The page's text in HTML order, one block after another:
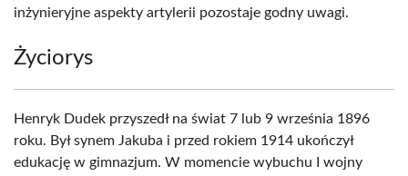
inżynieryjne aspekty artylerii pozostaje godny uwagi.
Życiorys
Henryk Dudek przyszedł na świat 7 lub 9 września 1896
roku. Był synem Jakuba i przed rokiem 1914 ukończył
edukację w gimnazjum. W momencie wybuchu I wojny